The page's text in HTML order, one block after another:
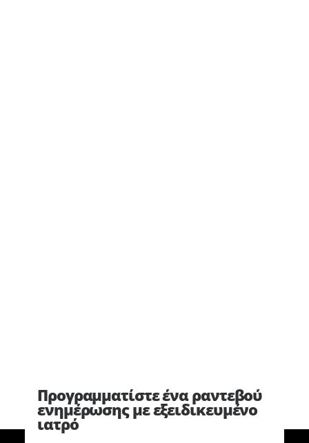
Προγραμματίστε ένα ραντεβού
ενημέρωσης με εξειδικευμένο
ιατρό